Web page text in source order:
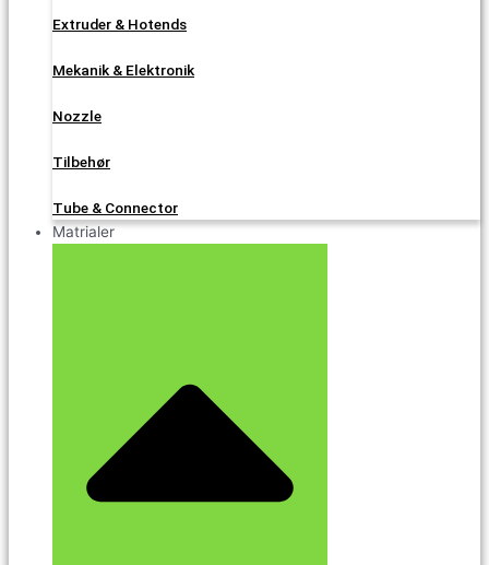
Extruder & Hotends
Mekanik & Elektronik
Nozzle
Tilbehør
Tube & Connector
Matrialer